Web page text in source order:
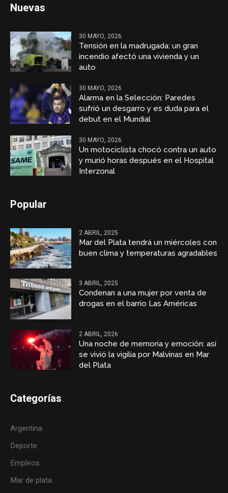
Nuevas
30 MAYO, 2026
Tensión en la madrugada: un gran
incendio afectó una vivienda y un
auto
30 MAYO, 2026
Alarma en la Selección: Paredes
sufrió un desgarro y es duda para el
debut en el Mundial
30 MAYO, 2026
Un motociclista chocó contra un auto
y murió horas después en el Hospital
Interzonal
Popular
2 ABRIL, 2025
Mar del Plata tendrá un miércoles con
buen clima y temperaturas agradables
3 ABRIL, 2025
Condenan a una mujer por venta de
drogas en el barrio Las Américas
2 ABRIL, 2026
Una noche de memoria y emoción: así
se vivió la vigilia por Malvinas en Mar
del Plata
Categorías
Argentina
Deporte
Empleos
Mar de plata